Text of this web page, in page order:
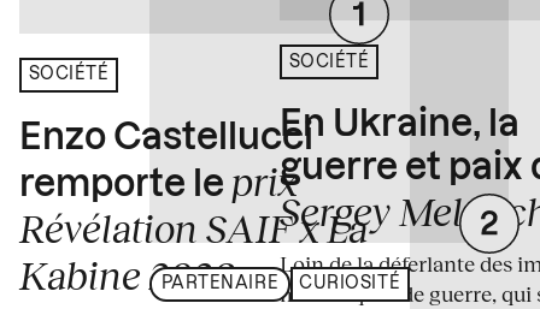
SOCIÉTÉ
Enzo Castellucci
remporte le prix
Révélation SAIF x La
Kabine 2026
PARTENAIRE CURIOSITÉ
SOCIÉTÉ
En Ukraine, la
guerre et paix
Sergey
Loin de la déferlante des
médiatiques de guerre, qui